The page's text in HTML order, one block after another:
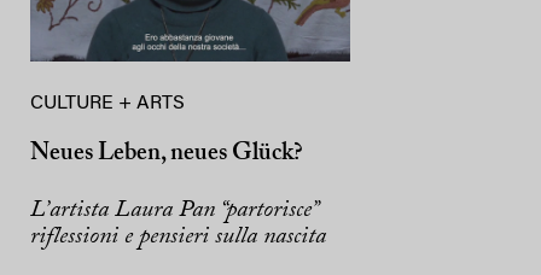
CULTURE + ARTS
Neues Leben, neues Glück?
L’artista Laura Pan “partorisce”
riflessioni e pensieri sulla nascita